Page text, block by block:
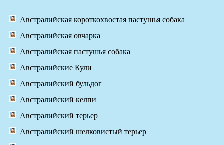
Австралийская короткохвостая пастушья собака
Австралийская овчарка
Австралийская пастушья собака
Австралийские Кули
Австралийский бульдог
Австралийский келпи
Австралийский терьер
Австралийский шелковистый терьер